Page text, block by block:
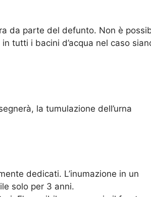
da parte del defunto. Non è
tutti i bacini d’acqua nel caso
la tumulazione dell’urna
dedicati. L’inumazione in un
solo per 3 anni.